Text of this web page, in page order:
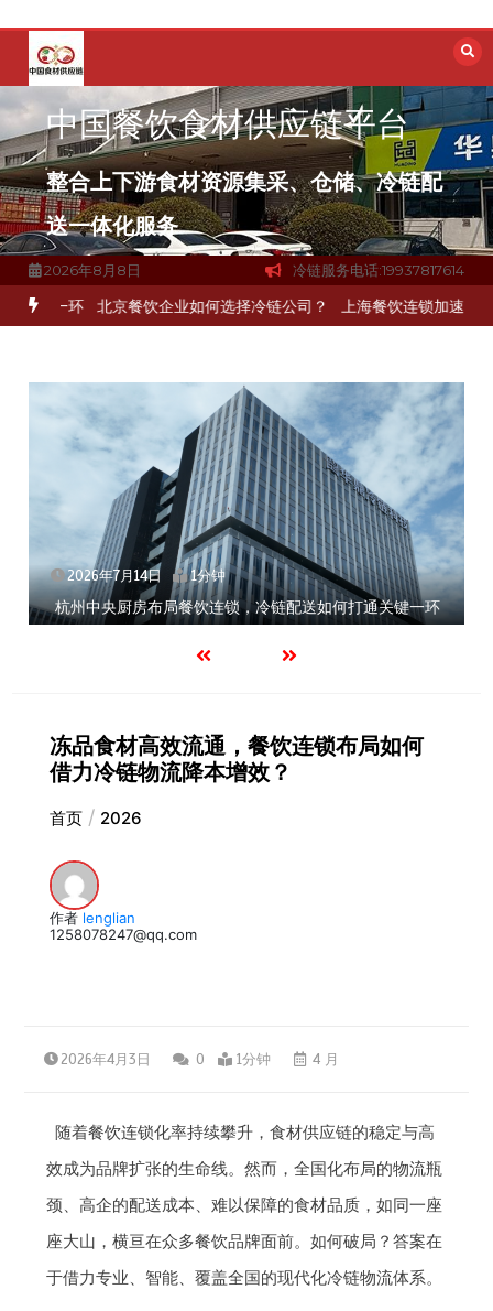
容
中国餐饮食材供应链平台
整合上下游食材资源集采、仓储、冷链配
送一体化服务
2026年8月8日 冷链服务电话:19937817614
一环 北京餐饮企业如何选择冷链公司？ 上海餐饮连锁加速，冷链配
2026年7月14日 1分钟
杭州中央厨房布局餐饮连锁，冷链配送如何打通关键一环
冻品食材高效流通，餐饮连锁布局如何
借力冷链物流降本增效？
首页 2026
作者 lenglian
1258078247@qq.com
2026年4月3日 0 1分钟 4 月
随着餐饮连锁化率持续攀升，食材供应链的稳定与高
效成为品牌扩张的生命线。然而，全国化布局的物流瓶
颈、高企的配送成本、难以保障的食材品质，如同一座
座大山，横亘在众多餐饮品牌面前。如何破局？答案在
于借力专业、智能、覆盖全国的现代化冷链物流体系。